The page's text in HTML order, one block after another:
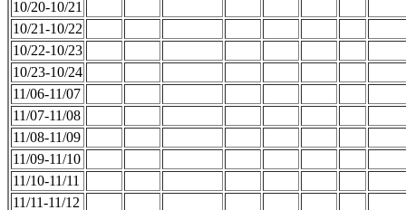
10/20-10/21
10/21-10/22
10/22-10/23
10/23-10/24
11/06-11/07
11/07-11/08
11/08-11/09
11/09-11/10
11/10-11/11
11/11-11/12